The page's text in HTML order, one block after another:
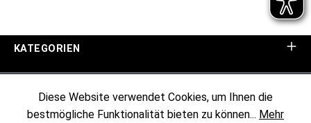
KATEGORIEN
Diese Website verwendet Cookies, um Ihnen die
bestmögliche Funktionalität bieten zu können... Mehr